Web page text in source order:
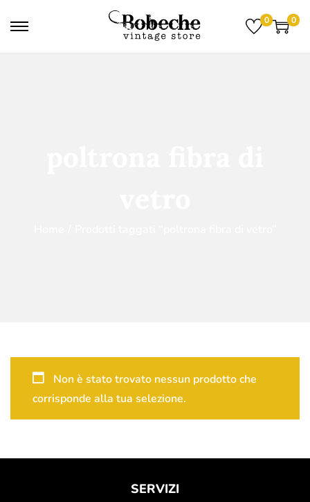
0 0
Non è stato trovato nessun prodotto che
corrisponde alla tua selezione.
SERVIZI